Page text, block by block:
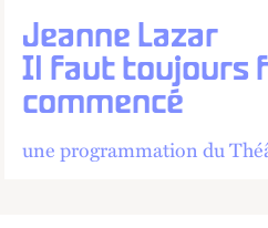
Jeanne Lazar
Il faut toujours
commencé
une programmation du